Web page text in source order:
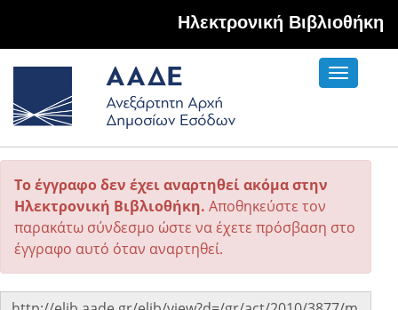
Hλεκτρονική Βιβλιοθήκη
Toggle
Το έγγραφο δεν έχει αναρτηθεί ακόμα στην
Ηλεκτρονική Βιβλιοθήκη. Αποθηκεύστε τον
παρακάτω σύνδεσμο ώστε να έχετε πρόσβαση στο
έγγραφο αυτό όταν αναρτηθεί.